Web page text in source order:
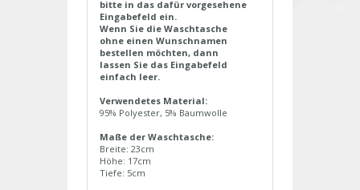
bitte in das dafür vorgesehene
Eingabefeld ein.
Wenn Sie die Waschtasche
ohne einen Wunschnamen
bestellen möchten, dann
lassen Sie das Eingabefeld
einfach leer.
Verwendetes Material:
95% Polyester, 5% Baumwolle
Maße der Waschtasche:
Breite: 23cm
Höhe: 17cm
Tiefe: 5cm